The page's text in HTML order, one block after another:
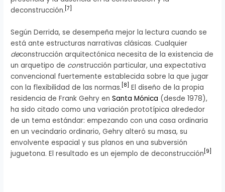
deconstrucción. [7]
Según Derrida, se desempeña mejor la lectura cuando se
está ante estructuras narrativas clásicas. Cualquier
deconstrucción arquitectónica necesita de la existencia de
un arquetipo de construcción particular, una expectativa
convencional fuertemente establecida sobre la que jugar
con la flexibilidad de las normas. 8 El diseño de la propia
residencia de Frank Gehry enSanta Mónica (desde 1978),
ha sido citado como una variación prototípica alrededor
de un tema estándar: empezando con una casa ordinaria
en un vecindario ordinario, Gehry alteró su masa, su
envolvente espacial y sus planos en una subversión
juguetona. El resultado es un ejemplo de deconstrucción 9